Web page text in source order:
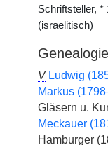
Schriftsteller, *
(israelitisch)
Genealogie
V Ludwig
Markus
Gläsern u.
Meckauer
Hamburger